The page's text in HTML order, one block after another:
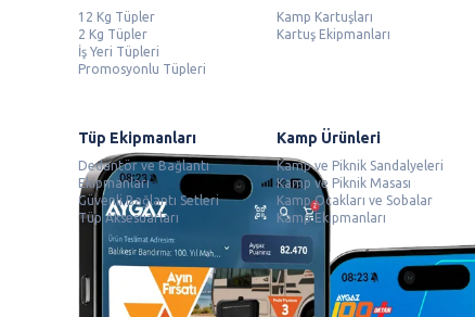
12 Kg Tüpler
2 Kg Tüpler
İş Yeri Tüpleri
Promosyonlu Tüpleri
Tüp Ekipmanları
Dedantör ve Bağlantı
Ekipmanları
Güvenli Bağlantı Setleri
Tüp Aksesuarları
Kamp Kartuşları
Kartuş Ekipmanları
Kamp Ürünleri
Kamp ve Piknik Sandalyeleri
Kamp ve Piknik Masası
Kamp Ocakları ve Sobalar
Kamp Ekipmanları